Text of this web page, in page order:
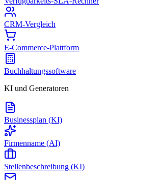
CRM-Vergleich
E-Commerce-Plattform
Buchhaltungssoftware
KI und Generatoren
Businessplan (KI)
Firmenname (AI)
Stellenbeschreibung (KI)